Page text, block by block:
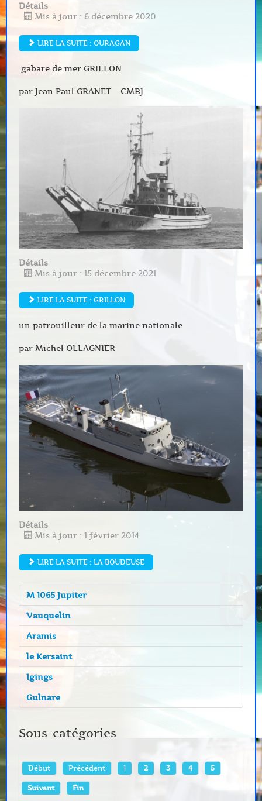
Détails
Mis à jour : 6 décembre 2020
LIRE LA SUITE : OURAGAN
gabare de mer GRILLON
par Jean Paul GRANET CMBJ
Détails
Mis à jour : 15 décembre 2021
LIRE LA SUITE : GRILLON
un patrouilleur de la marine nationale
par Michel OLLAGNIER
Détails
Mis à jour : 1 février 2014
LIRE LA SUITE : LA BOUDEUSE
M 1065 Jupiter
Vauquelin
Aramis
le Kersaint
Igings
Gulnare
Sous-catégories
Début Précédent 1 2 3 4 5
Suivant Fin